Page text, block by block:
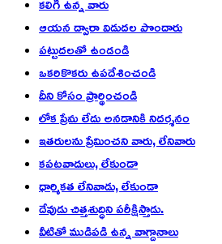
ఆయన ద్వారా విడుదల పొందారు
పట్టుదలతో ఉండండి
ఒకరికొకరు ఉపదేశించండి
దీని కోసం ప్రార్థించండి
లోక ప్రేమ లేదు అనడానికి నిదర్శనం
ఇతరులను ప్రేమించని వారు, లేనివారు
కపటవాదులు, లేకుండా
ధార్మికత లేనివాడు, లేకుండా
దేవుడు చిత్తశుద్ధిని పరీక్షిస్తాడు.
వీటితో ముడిపడి ఉన్న వాగ్దానాలు